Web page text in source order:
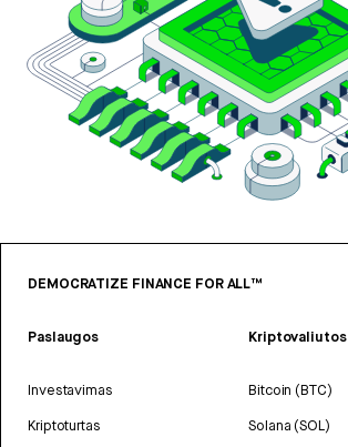
DEMOCRATIZE FINANCE FOR ALL™
Paslaugos
Investavimas
Kriptoturtas
Kriptovaliutos
Bitcoin (BTC)
Solana (SOL)